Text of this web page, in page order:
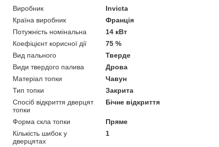
Виробник
Invicta
Країна виробник
Франція
Потужність номінальна
14 кВт
Коефіцієнт корисної дії
75 %
Вид пального
Тверде
Види твердого палива
Дрова
Матеріал топки
Чавун
Тип топки
Закрита
Спосіб відкриття дверцят
топки
Бічне відкриття
Форма скла топки
Пряме
Кількість шибок у
дверцятах
1